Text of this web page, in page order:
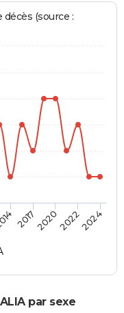
(source :
2017202020222024
par sexe